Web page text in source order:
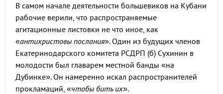
В самом начале деятельности большевиков на Кубани
рабочие верили, что распространяемые
агитационные листовки не что иное, как
«антихристовы послания». Один из будущих членов
Екатеринодарского комитета РСДРП (б) Сухинин в
молодости был главарем местной банды «на
Дубинке». Он намеренно искал распространителей
прокламаций, «чтобы бить их».